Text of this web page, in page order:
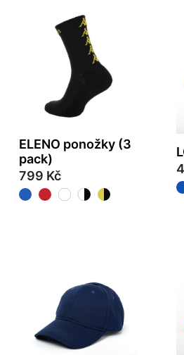
ELENO ponožky (3
pack)
799 Kč